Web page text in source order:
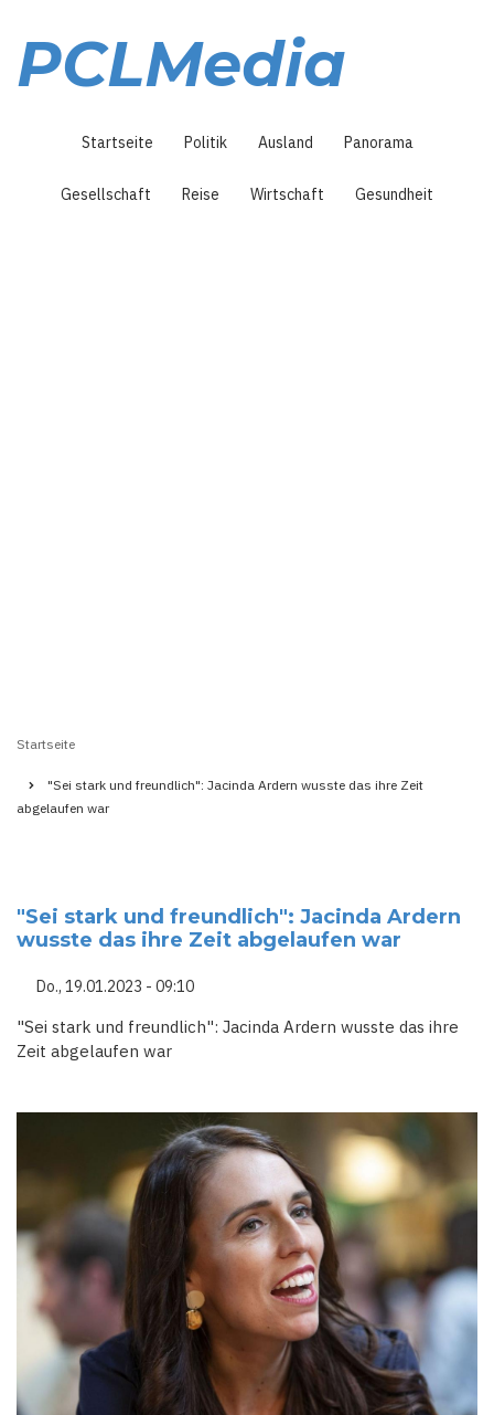
Inhalt
PCLMedia
Startseite Politik Ausland Panorama
Gesellschaft Reise Wirtschaft Gesundheit
Startseite
"Sei stark und freundlich": Jacinda Ardern wusste das ihre Zeit
abgelaufen war
"Sei stark und freundlich": Jacinda Ardern
wusste das ihre Zeit abgelaufen war
Do., 19.01.2023 - 09:10
"Sei stark und freundlich": Jacinda Ardern wusste das ihre
Zeit abgelaufen war